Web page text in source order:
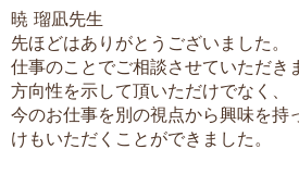
暁 瑠凪先生
先ほどはありがとうございました。
仕事のことでご相談させていただき
方向性を示して頂いただけでなく、
今のお仕事を別の視点から興味を持
けもいただくことができました。